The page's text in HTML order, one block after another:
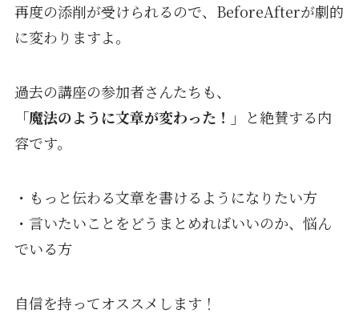
再度の添削が受けられるので、BeforeAfterが劇的
に変わりますよ。
過去の講座の参加者さんたちも、
「魔法のように文章が変わった！」
と絶賛する内
容です。
・もっと伝わる文章を書けるようになりたい方
・言いたいことをどうまとめればいいのか、悩ん
でいる方
自信を持ってオススメします！